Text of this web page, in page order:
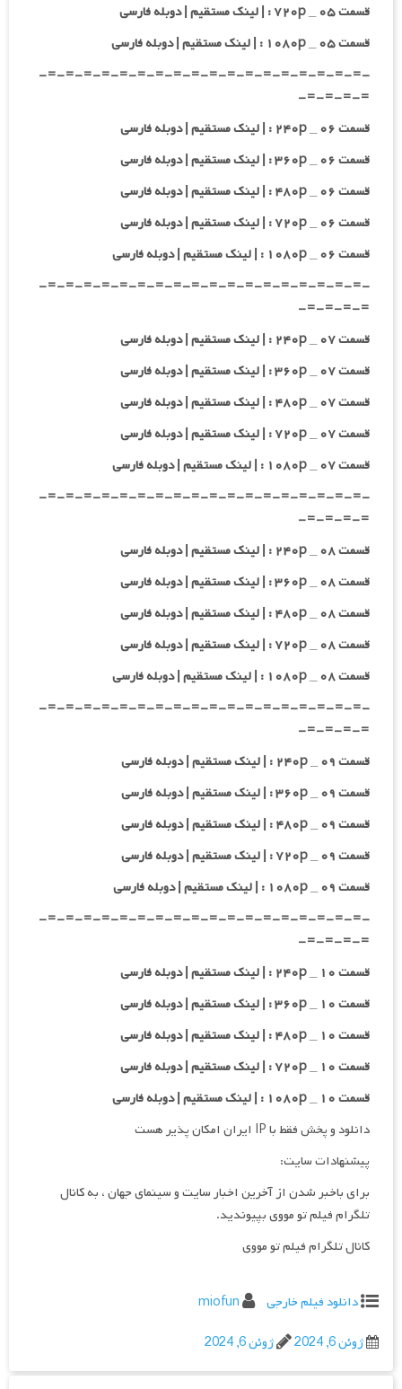
قسمت ۰۵ _ ۷۲۰p : | لینک مستقیم | دوبله فارسی
قسمت ۰۵ _ ۱۰۸۰p : | لینک مستقیم | دوبله فارسی
-=-=-=-=-=-=-=-=-=-=-=-=-=-=-=-=-=-=-
=-=-=-=-
قسمت ۰۶ _ ۲۴۰p : | لینک مستقیم | دوبله فارسی
قسمت ۰۶ _ ۳۶۰p : | لینک مستقیم | دوبله فارسی
قسمت ۰۶ _ ۴۸۰p : | لینک مستقیم | دوبله فارسی
قسمت ۰۶ _ ۷۲۰p : | لینک مستقیم | دوبله فارسی
قسمت ۰۶ _ ۱۰۸۰p : | لینک مستقیم | دوبله فارسی
-=-=-=-=-=-=-=-=-=-=-=-=-=-=-=-=-=-=-
=-=-=-=-
قسمت ۰۷ _ ۲۴۰p : | لینک مستقیم | دوبله فارسی
قسمت ۰۷ _ ۳۶۰p : | لینک مستقیم | دوبله فارسی
قسمت ۰۷ _ ۴۸۰p : | لینک مستقیم | دوبله فارسی
قسمت ۰۷ _ ۷۲۰p : | لینک مستقیم | دوبله فارسی
قسمت ۰۷ _ ۱۰۸۰p : | لینک مستقیم | دوبله فارسی
-=-=-=-=-=-=-=-=-=-=-=-=-=-=-=-=-=-=-
=-=-=-=-
قسمت ۰۸ _ ۲۴۰p : | لینک مستقیم | دوبله فارسی
قسمت ۰۸ _ ۳۶۰p : | لینک مستقیم | دوبله فارسی
قسمت ۰۸ _ ۴۸۰p : | لینک مستقیم | دوبله فارسی
قسمت ۰۸ _ ۷۲۰p : | لینک مستقیم | دوبله فارسی
قسمت ۰۸ _ ۱۰۸۰p : | لینک مستقیم | دوبله فارسی
-=-=-=-=-=-=-=-=-=-=-=-=-=-=-=-=-=-=-
=-=-=-=-
قسمت ۰۹ _ ۲۴۰p : | لینک مستقیم | دوبله فارسی
قسمت ۰۹ _ ۳۶۰p : | لینک مستقیم | دوبله فارسی
قسمت ۰۹ _ ۴۸۰p : | لینک مستقیم | دوبله فارسی
قسمت ۰۹ _ ۷۲۰p : | لینک مستقیم | دوبله فارسی
قسمت ۰۹ _ ۱۰۸۰p : | لینک مستقیم | دوبله فارسی
-=-=-=-=-=-=-=-=-=-=-=-=-=-=-=-=-=-=-
=-=-=-=-
قسمت ۱۰ _ ۲۴۰p : | لینک مستقیم | دوبله فارسی
قسمت ۱۰ _ ۳۶۰p : | لینک مستقیم | دوبله فارسی
قسمت ۱۰ _ ۴۸۰p : | لینک مستقیم | دوبله فارسی
قسمت ۱۰ _ ۷۲۰p : | لینک مستقیم | دوبله فارسی
قسمت ۱۰ _ ۱۰۸۰p : | لینک مستقیم | دوبله فارسی
دانلود و پخش فقط با IP ایران امکان پذیر هست
پیشنهادات سایت:
برای باخبر شدن از آخرین اخبار سایت و سینمای جهان ، به کانال
تلگرام فیلم تو مووی بپیوندید.
کانال تلگرام فیلم تو مووی
دانلود فیلم خارجی
miofun
ژوئن 6, 2024
ژوئن 6, 2024